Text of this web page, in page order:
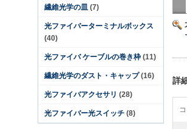
繊維光学の皿 (7)
光ファイバーターミナルボックス
(40)
光ファイバ ケーブルの巻き枠 (11)
繊維光学のダスト・キャップ (16)
光ファイバアクセサリ (28)
光ファイバー光スイッチ (8)
詳